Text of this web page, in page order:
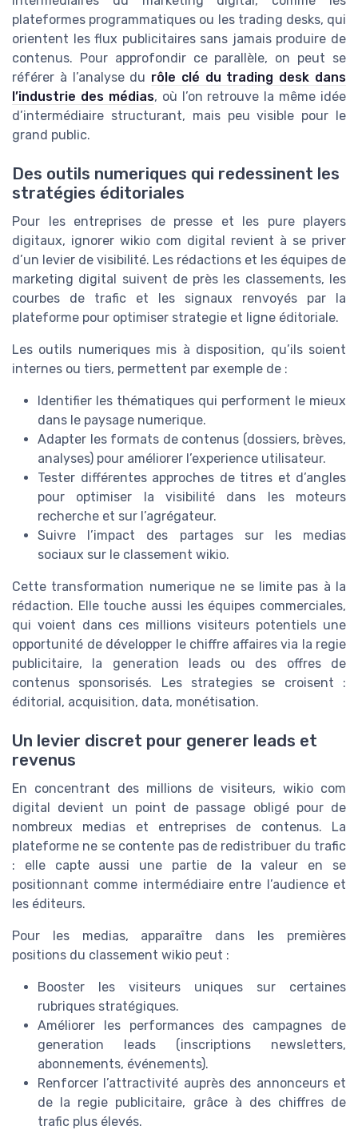
plateformes programmatiques ou les trading desks, qui
orientent les flux publicitaires sans jamais produire de
contenus. Pour approfondir ce parallèle, on peut se
référer à l’analyse du rôle clé du trading desk dans
l’industrie des médias, où l’on retrouve la même idée
d’intermédiaire structurant, mais peu visible pour le
grand public.
Des outils numeriques qui redessinent les
stratégies éditoriales
Pour les entreprises de presse et les pure players
digitaux, ignorer wikio com digital revient à se priver
d’un levier de visibilité. Les rédactions et les équipes de
marketing digital suivent de près les classements, les
courbes de trafic et les signaux renvoyés par la
plateforme pour optimiser strategie et ligne éditoriale.
Les outils numeriques mis à disposition, qu’ils soient
internes ou tiers, permettent par exemple de :
Identifier les thématiques qui performent le mieux
dans le paysage numerique.
Adapter les formats de contenus (dossiers, brèves,
analyses) pour améliorer l’experience utilisateur.
Tester différentes approches de titres et d’angles
pour optimiser la visibilité dans les moteurs
recherche et sur l’agrégateur.
Suivre l’impact des partages sur les medias
sociaux sur le classement wikio.
Cette transformation numerique ne se limite pas à la
rédaction. Elle touche aussi les équipes commerciales,
qui voient dans ces millions visiteurs potentiels une
opportunité de développer le chiffre affaires via la regie
publicitaire, la generation leads ou des offres de
contenus sponsorisés. Les strategies se croisent :
éditorial, acquisition, data, monétisation.
Un levier discret pour generer leads et
revenus
En concentrant des millions de visiteurs, wikio com
digital devient un point de passage obligé pour de
nombreux medias et entreprises de contenus. La
plateforme ne se contente pas de redistribuer du trafic
: elle capte aussi une partie de la valeur en se
positionnant comme intermédiaire entre l’audience et
les éditeurs.
Pour les medias, apparaître dans les premières
positions du classement wikio peut :
Booster les visiteurs uniques sur certaines
rubriques stratégiques.
Améliorer les performances des campagnes de
generation leads (inscriptions newsletters,
abonnements, événements).
Renforcer l’attractivité auprès des annonceurs et
de la regie publicitaire, grâce à des chiffres de
trafic plus élevés.